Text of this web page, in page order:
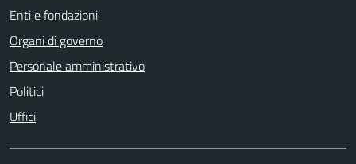
Enti e fondazioni
Organi di governo
Personale amministrativo
Politici
Uffici